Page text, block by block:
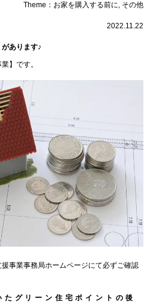
Theme： お家を購入する前に, その他
2022.11.22
あります♪
】です。
事業事務局ホームページにて必ずご確認
グリーン住宅ポイントの後